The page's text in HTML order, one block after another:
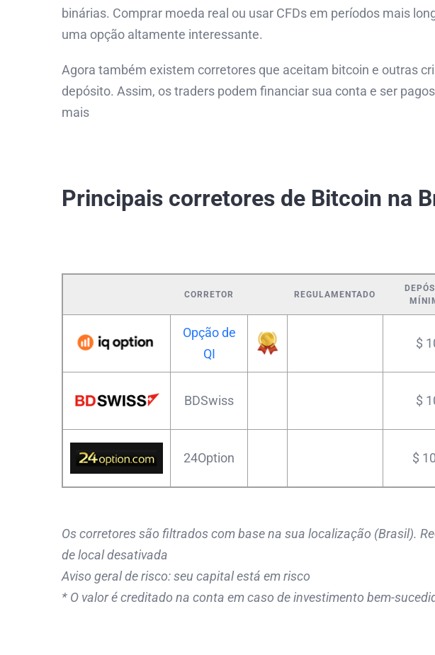
binárias. Comprar moeda real ou usar CFDs em períodos mais
uma opção altamente interessante.
Agora também existem corretores que aceitam bitcoin e outras
depósito. Assim, os traders podem financiar sua conta e ser
mais
Principais corretores de Bitcoin na
CORRETOR REGULAMENTADO
Opção de
QI
$
BDSwiss $
24Option $
Os corretores são filtrados com base na sua localização (Brasil).
de local desativada
Aviso geral de risco: seu capital está em risco
* O valor é creditado na conta em caso de investimento bem-